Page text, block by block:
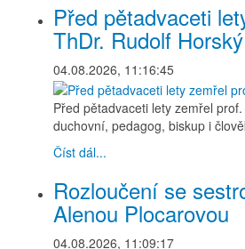
Před pětadvaceti
ThDr. Rudolf Horský
04.08.2026, 11:16:45
Před pětadvaceti lety zemřel
duchovní, pedagog, biskup i
Číst dál...
Rozloučení se
Alenou Plocarovou
04.08.2026, 11:09:17